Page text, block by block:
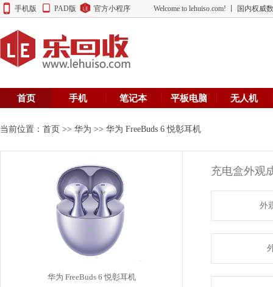
手机版 PAD版 官方小程序 Welcome to lehuiso.com! 丨 国内权威
首页 手机 笔记本 平板电脑 无人机
当前位置： 首页 >> 华为 >> 华为 FreeBuds 6 悦彰耳机
华为 FreeBuds 6 悦彰耳机
充电盒外观
外